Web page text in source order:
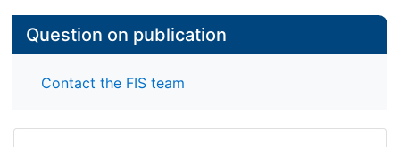
Question on publication
Contact the FIS team